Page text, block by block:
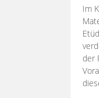
Im
der